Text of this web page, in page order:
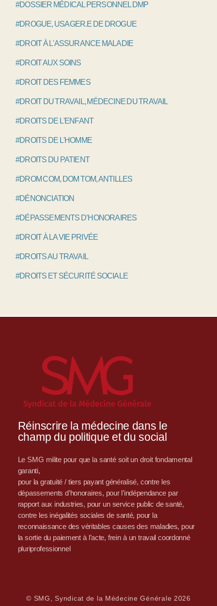
#DOSSIER MÉDICAL PERSONNEL DMP
#DROGUE, USAGER.E DE DROGUE
#DROIT À L'ASSURANCE MALADIE
#DROIT AUX SOINS
#DROIT DES FEMMES
#DROIT DU TRAVAIL, MÉDECINE DU TRAVAIL
#DROITS DE L'ENFANT
#DROITS DE L'HOMME
#DROITS DU PATIENT
#DROM COM, DOM TOM, ANTILLES
#DÉNONCIATION
#DÉPASSEMENTS D’HONORAIRES
#DROIT À LA VIE PRIVÉE
#DROITS AU TRAVAIL
#DROITS ET SÉCURITÉ SOCIALE
Réinscrire la médecine dans le
champ du politique et du social
Le SMG milite pour que la santé soit un droit fondamental
garanti,
pour la gratuité / tiers payant généralisé, contre les
dépassements d’honoraires, pour l’indépendance par
rapport aux industries, pour un service public de santé,
contre les inégalités sociales de santé, pour la
reconnaissance des véritables causes des maladies, pour
la sortie du paiement à l’acte, frein à un travail coordonné
pluriprofessionnel
© SMG, Syndicat de la Médecine Générale 2026